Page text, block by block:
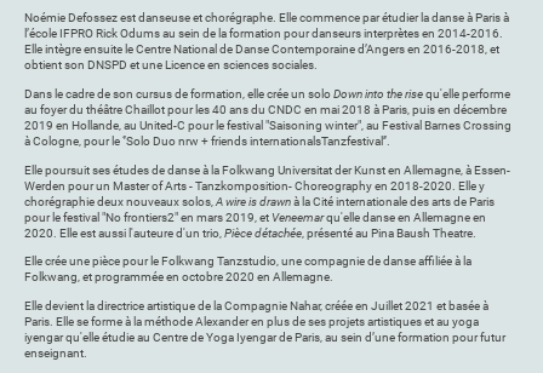
Noémie Defossez est danseuse et chorégraphe. Elle commence par étudier la danse à Paris à
l’école IFPRO Rick Odums au sein de la formation pour danseurs interprètes en 2014-2016.
Elle intègre ensuite le Centre National de Danse Contemporaine d’Angers en 2016-2018, et
obtient son DNSPD et une Licence en sciences sociales.
Dans le cadre de son cursus de formation, elle crée un soloDown into the risequ'elle performe
au foyer du théâtre Chaillot pour les 40 ans du CNDC en mai 2018 à Paris, puis en décembre
2019 en Hollande, au United-C pour le festival "Saisoning winter", au Festival Barnes Crossing
à Cologne, pour le ‘’Solo Duo nrw + friends internationalsTanzfestival’’.
Elle poursuit ses études de danse à la Folkwang Universitat der Kunst en Allemagne, à Essen-
Werden pour un Master of Arts - Tanzkomposition- Choreography en 2018-2020. Elle y
chorégraphie deux nouveaux solos, A wire is drawnà la Cité internationale des arts de Paris
pour le festival "No frontiers2" en mars 2019, et Veneemarqu'elle danse en Allemagne en
2020. Elle est aussi l'auteure d'un trio, Pièce détachée , présenté au Pina Baush Theatre.
Elle crée une pièce pour le Folkwang Tanzstudio, une compagnie de danse affiliée à la
Folkwang, et programmée en octobre 2020 en Allemagne.
Elle devient la directrice artistique de la Compagnie Nahar, créée en Juillet 2021 et basée à
Paris. Elle se forme à la méthode Alexander en plus de ses projets artistiques et au yoga
iyengar qu'elle étudie au Centre de Yoga Iyengar de Paris, au sein d’une formation pour futur
enseignant.